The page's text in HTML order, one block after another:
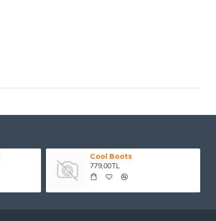
Cool Boots
779,00TL